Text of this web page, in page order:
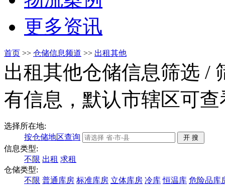
更多资讯
首页 >> 仓储信息频道 >> 出租其他
出租其他仓储信息筛选 /
有信息，默认市辖区可
选择所在地:
按仓储地区查询
信息类型:
不限 出租 求租
仓储类型:
不限 普通库房 标准库房 立体库房 冷库 恒温库 危险品库